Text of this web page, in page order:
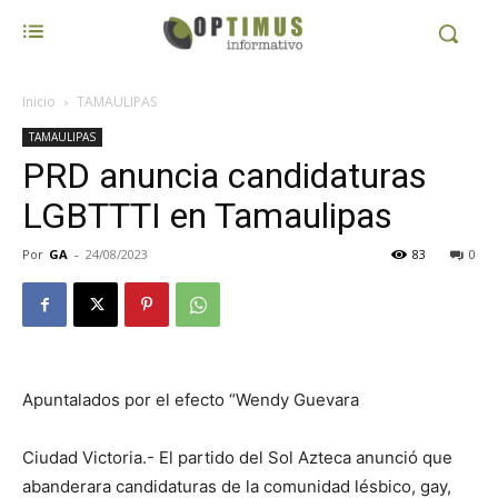
Inicio TAMAULIPAS
TAMAULIPAS
PRD anuncia candidaturas
LGBTTTI en Tamaulipas
Por GA - 24/08/2023 0
83
Apuntalados por el efecto “Wendy Guevara
Ciudad Victoria.- El partido del Sol Azteca anunció que
abanderara candidaturas de la comunidad lésbico, gay,